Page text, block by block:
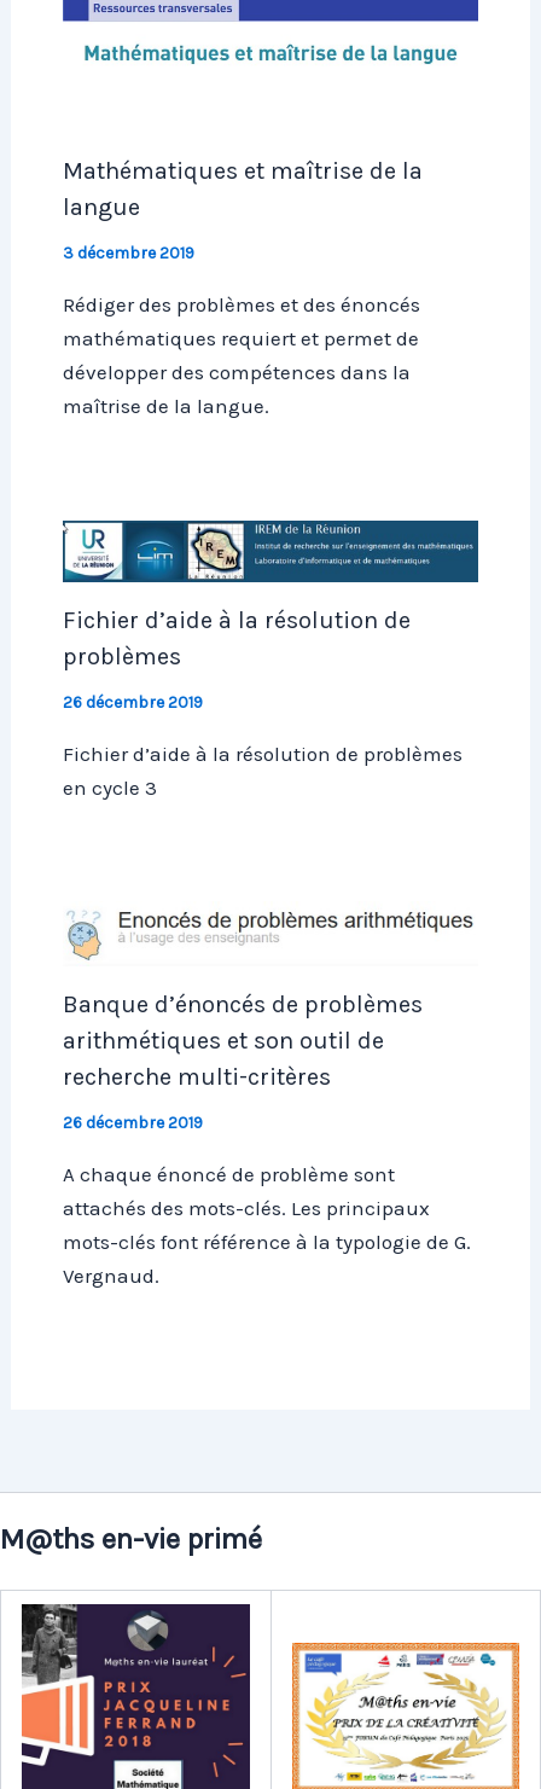
Mathématiques et maîtrise de la
langue
3 décembre 2019
Rédiger des problèmes et des énoncés
mathématiques requiert et permet de
développer des compétences dans la
maîtrise de la langue.
Fichier d’aide à la résolution de
problèmes
26 décembre 2019
Fichier d’aide à la résolution de problèmes
en cycle 3
Banque d’énoncés de problèmes
arithmétiques et son outil de
recherche multi-critères
26 décembre 2019
A chaque énoncé de problème sont
attachés des mots-clés. Les principaux
mots-clés font référence à la typologie de G.
Vergnaud.
M@ths en-vie primé